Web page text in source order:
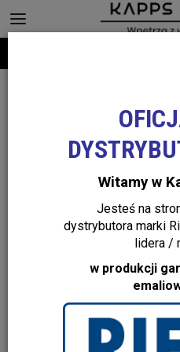
Witamy w
Jesteś na
dystrybutora marki
lidera /
w produkcji